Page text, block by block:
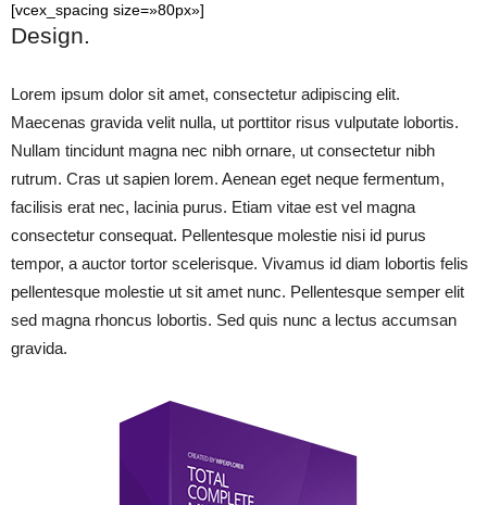
[vcex_spacing size=»80px»]
Design.
Lorem ipsum dolor sit amet, consectetur adipiscing elit.
Maecenas gravida velit nulla, ut porttitor risus vulputate lobortis.
Nullam tincidunt magna nec nibh ornare, ut consectetur nibh
rutrum. Cras ut sapien lorem. Aenean eget neque fermentum,
facilisis erat nec, lacinia purus. Etiam vitae est vel magna
consectetur consequat. Pellentesque molestie nisi id purus
tempor, a auctor tortor scelerisque. Vivamus id diam lobortis felis
pellentesque molestie ut sit amet nunc. Pellentesque semper elit
sed magna rhoncus lobortis. Sed quis nunc a lectus accumsan
gravida.